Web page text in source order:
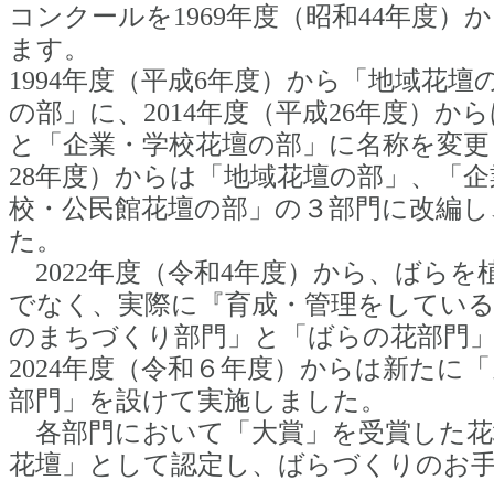
コンクールを1969年度（昭和44年度）
ます。
1994年度（平成6年度）から「地域花壇
の部」に、2014年度（平成26年度）か
と「企業・学校花壇の部」に名称を変
28年度）からは「地域花壇の部」、「
校・公民館花壇の部」の３部門に改編
た。
2022年度（令和4年度）から、ばらを
でなく、実際に『育成・管理をしてい
のまちづくり部門」と「ばらの花部門
2024年度（令和６年度）からは新たに
部門」を設けて実施しました。
各部門において「大賞」を受賞した
花壇」として認定し、ばらづくりのお